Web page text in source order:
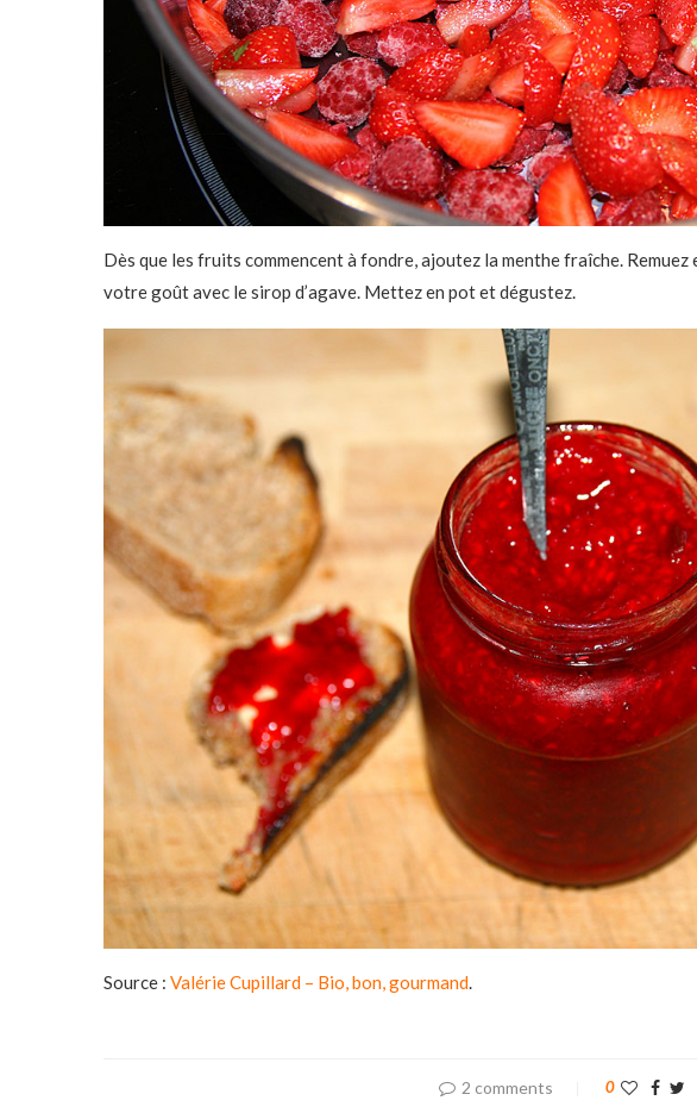
Dès que les fruits commencent à fondre, ajoutez la menthe fraîche.
votre goût avec le sirop d’agave. Mettez en pot et dégustez.
Source : Valérie Cupillard – Bio, bon, gourmand.
2 comments 0